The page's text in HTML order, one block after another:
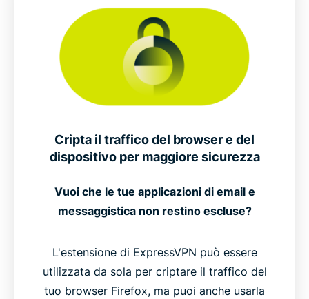
Cripta il traffico del browser e del
dispositivo per maggiore sicurezza
Vuoi che le tue applicazioni di email e
messaggistica non restino escluse?
L'estensione di ExpressVPN può essere
utilizzata da sola per criptare il traffico del
tuo browser Firefox, ma puoi anche usarla